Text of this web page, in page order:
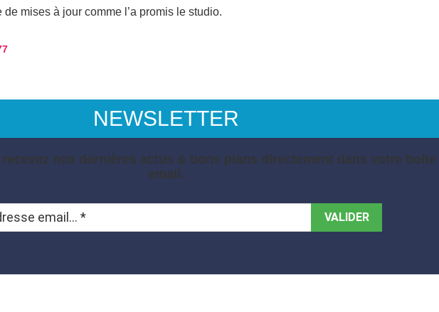
mises à jour comme l’a promis le studio.
NEWSLETTER
nos dernières actus & bons plans directement dans votre boite
email.